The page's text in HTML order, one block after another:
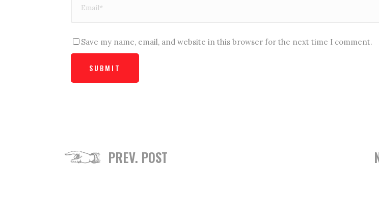
Save my name, email, and website in this browser for the next time I comment.
PREV. POST